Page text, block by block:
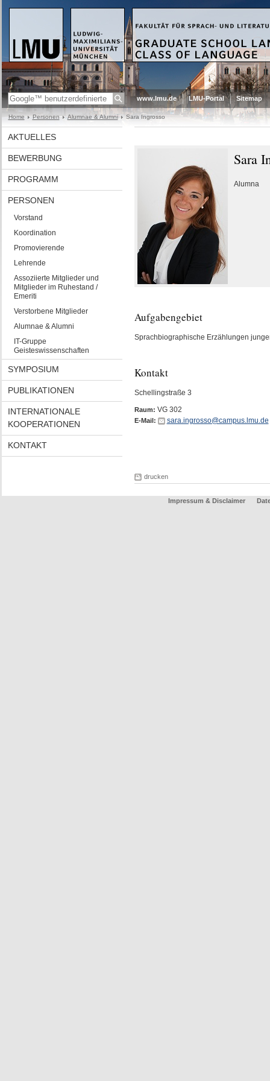
www.lmu.de LMU-Portal Sitemap
Home Personen Alumnae & Alumni Sara Ingrosso
AKTUELLES
BEWERBUNG
PROGRAMM
PERSONEN
Vorstand
Koordination
Promovierende
Lehrende
Assoziierte Mitglieder und
Mitglieder im Ruhestand /
Emeriti
Verstorbene Mitglieder
Alumnae & Alumni
IT-Gruppe
Geisteswissenschaften
SYMPOSIUM
PUBLIKATIONEN
INTERNATIONALE
KOOPERATIONEN
KONTAKT
Sara
Alumna
Aufgabengebiet
Sprachbiographische Erzählungen
Kontakt
Schellingstraße 3
Raum: VG 302
E-Mail: sara.ingrosso@campus.lmu.de
drucken
Impressum & Disclaimer